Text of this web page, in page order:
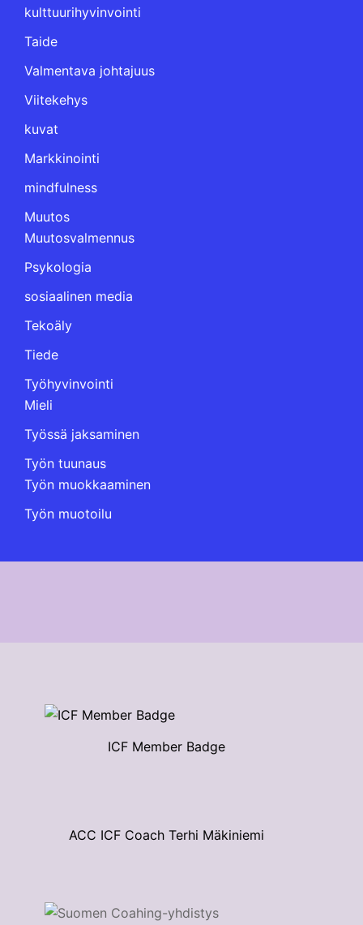
kulttuurihyvinvointi
Taide
Valmentava johtajuus
Viitekehys
kuvat
Markkinointi
mindfulness
Muutos
Muutosvalmennus
Psykologia
sosiaalinen media
Tekoäly
Tiede
Työhyvinvointi
Mieli
Työssä jaksaminen
Työn tuunaus
Työn muokkaaminen
Työn muotoilu
ICF Member Badge
ACC ICF Coach Terhi Mäkiniemi